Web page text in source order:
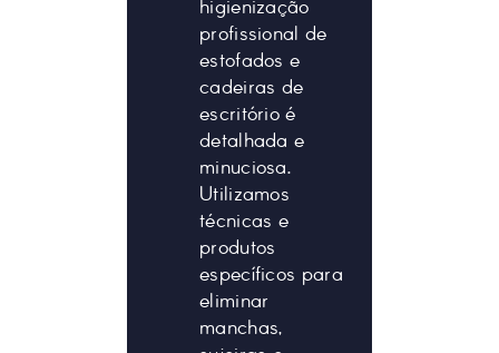
higienização
profissional de
estofados e
cadeiras de
escritório é
detalhada e
minuciosa.
Utilizamos
técnicas e
produtos
específicos para
eliminar
manchas,